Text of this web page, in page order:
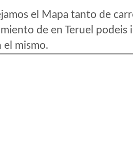
el Mapa tanto de
de en Teruel podeis
el mismo.